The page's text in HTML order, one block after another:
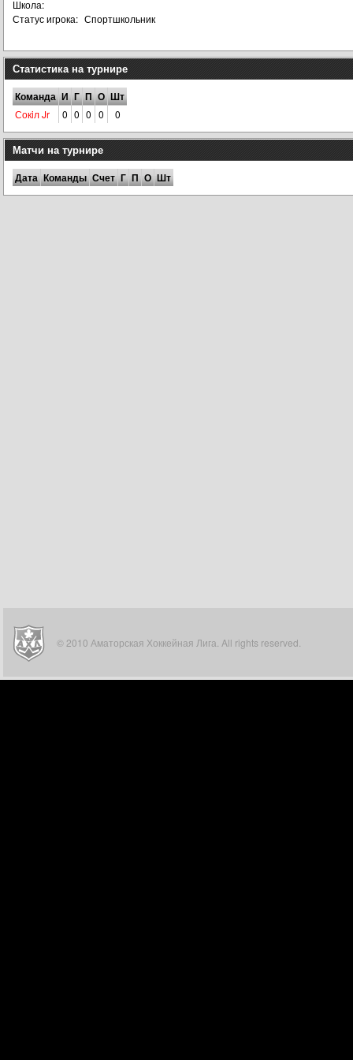
Школа:
Статус игрока: Спортшкольник
Статистика на турнире
Команда И Г П О Шт
Сокiл Jr 0 0 0 0 0
Матчи на турнире
Дата Команды Счет Г П О Шт
© 2010 Аматорская Хоккейная Лига. All rights reserved.